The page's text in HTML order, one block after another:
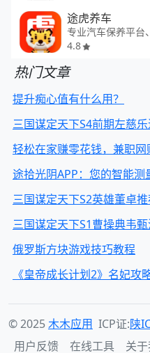
途虎养车
4.8
热门文章
提升痴心值有什么用？
三国谋定天下S4前期左慈
轻松在家赚零花钱，兼职网
途拾光阴APP：您的智能
三国谋定天下S2英雄董卓
三国谋定天下S1曹操典韦
俄罗斯方块游戏技巧教程
《皇帝成长计划2》名妃攻
© 2025木木应用 ICP证:陕
用户反馈
在线工具 关